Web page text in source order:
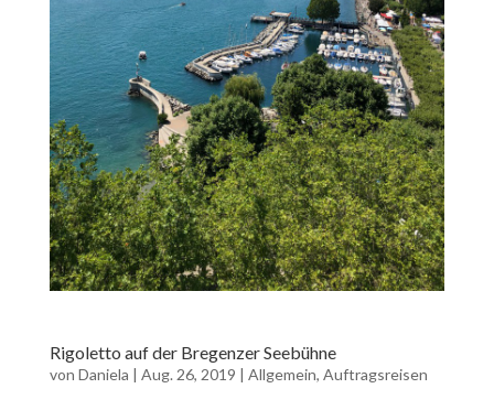
Rigoletto auf der Bregenzer Seebühne
von Daniela | Aug. 26, 2019 | Allgemein, Auftragsreisen